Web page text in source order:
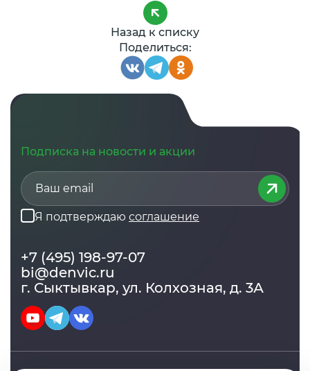
Назад к списку
Поделиться:
Подписка на новости и акции
Я подтверждаю соглашение
+7 (495) 198-97-07
bi@denvic.ru
г. Сыктывкар, ул. Колхозная, д. 3А